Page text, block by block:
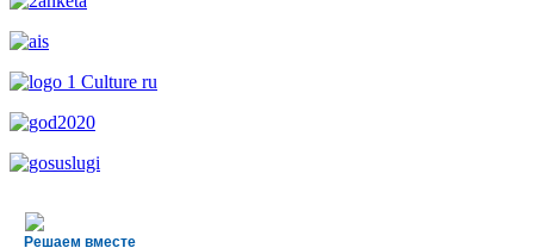
Решаем вместе